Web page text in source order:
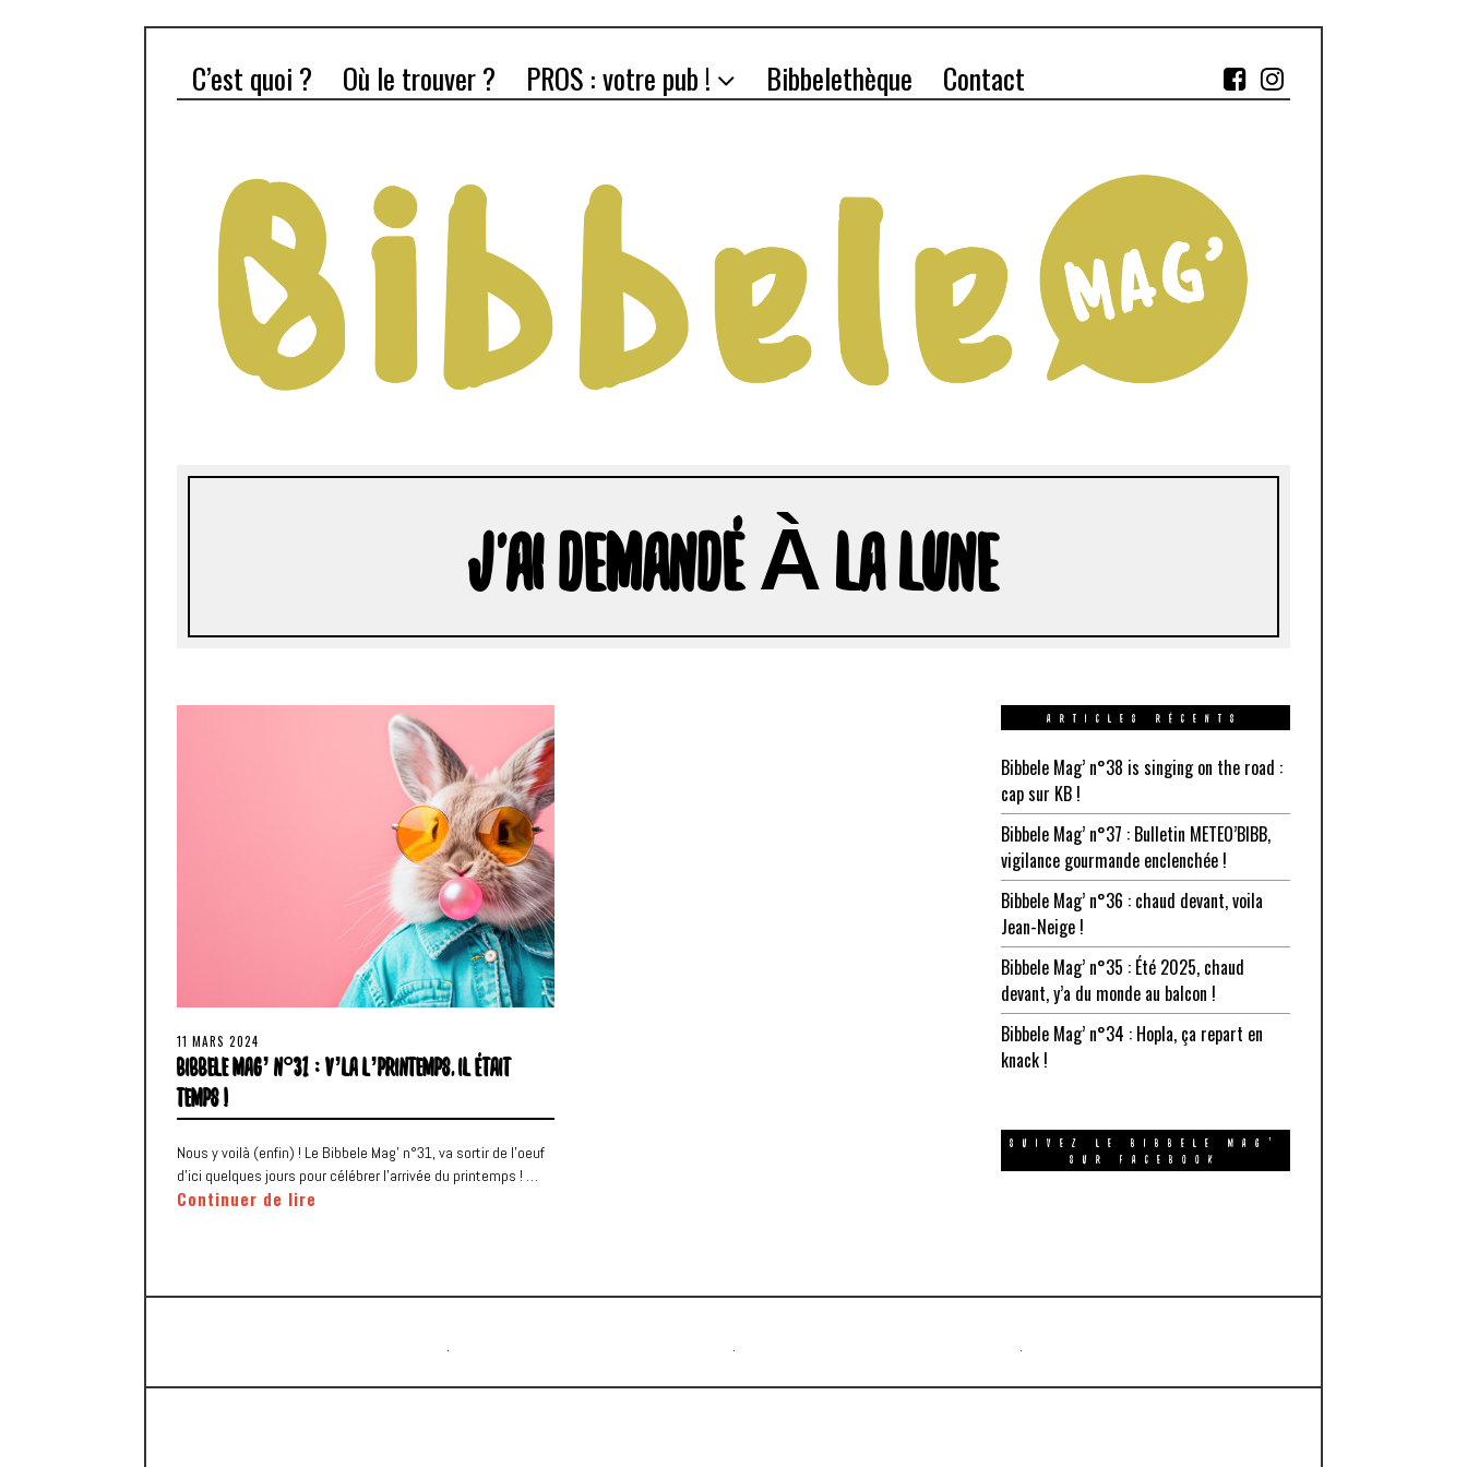
C’est quoi ? Où le trouver ? PROS : votre pub ! Bibbelethèque Contact
J'AI DEMANDÉ À LA LUNE
11 MARS 2024
BIBBELE MAG’ N°31 : V’LA L’PRINTEMPS, IL ÉTAIT
TEMPS !
Nous y voilà (enfin) ! Le Bibbele Mag’ n°31, va sortir de l’oeuf
d’ici quelques jours pour célébrer l’arrivée du printemps ! …
Continuer de lire
ARTICLES RÉCENTS
Bibbele Mag’ n°38 is singing on the road :
cap sur KB !
Bibbele Mag’ n°37 : Bulletin METEO’BIBB,
vigilance gourmande enclenchée !
Bibbele Mag’ n°36 : chaud devant, voila
Jean-Neige !
Bibbele Mag’ n°35 : Été 2025, chaud
devant, y’a du monde au balcon !
Bibbele Mag’ n°34 : Hopla, ça repart en
knack !
SUIVEZ LE BIBBELE MAG’
SUR FACEBOOK